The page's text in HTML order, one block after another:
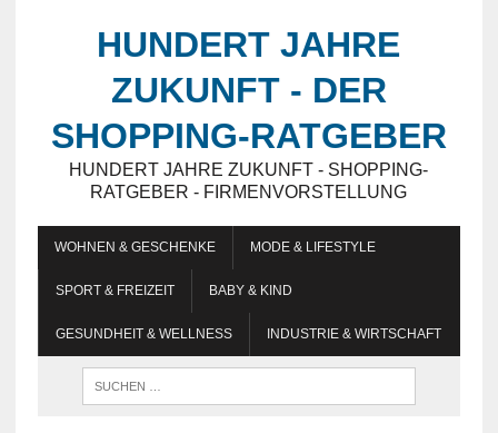
HUNDERT JAHRE
ZUKUNFT - DER
SHOPPING-RATGEBER
HUNDERT JAHRE ZUKUNFT - SHOPPING-
RATGEBER - FIRMENVORSTELLUNG
WOHNEN & GESCHENKE MODE & LIFESTYLE
SPORT & FREIZEIT BABY & KIND
GESUNDHEIT & WELLNESS INDUSTRIE & WIRTSCHAFT